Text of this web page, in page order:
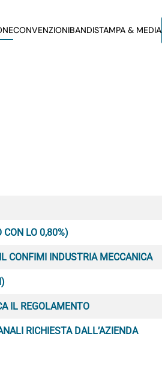
CONVENZIONIBANDISTAMPA & MEDIA
LO 0,80%)
CONFIMI INDUSTRIA MECCANICA
IL REGOLAMENTO
RICHIESTA DALL’AZIENDA